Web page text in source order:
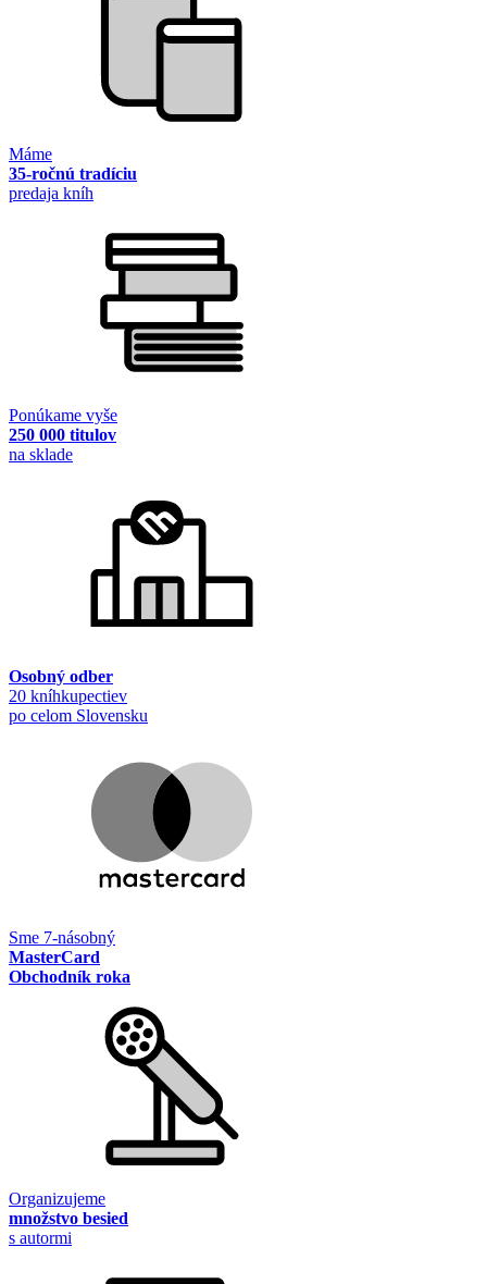
Máme
35-ročnú tradíciu
predaja kníh
Ponúkame vyše
250 000 titulov
na sklade
Osobný odber
20 kníhkupectiev
po celom Slovensku
Sme 7-násobný
MasterCard
Obchodník roka
Organizujeme
množstvo besied
s autormi